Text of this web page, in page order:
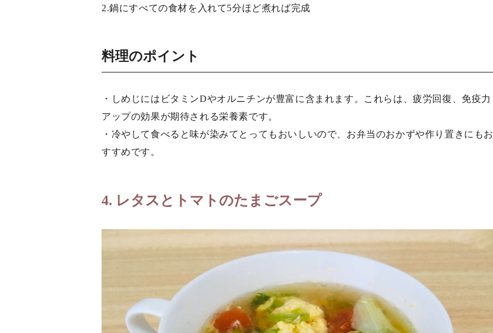
2.鍋にすべての食材を入れて5分ほど煮れば完成
料理のポイント
・しめじにはビタミンDやオルニチンが豊富に含まれます。これらは、疲労回復、免疫力
アップの効果が期待される栄養素です。
・冷やして食べると味が染みてとってもおいしいので、お弁当のおかずや作り置きにもお
すすめです。
4. レタスとトマトのたまごスープ